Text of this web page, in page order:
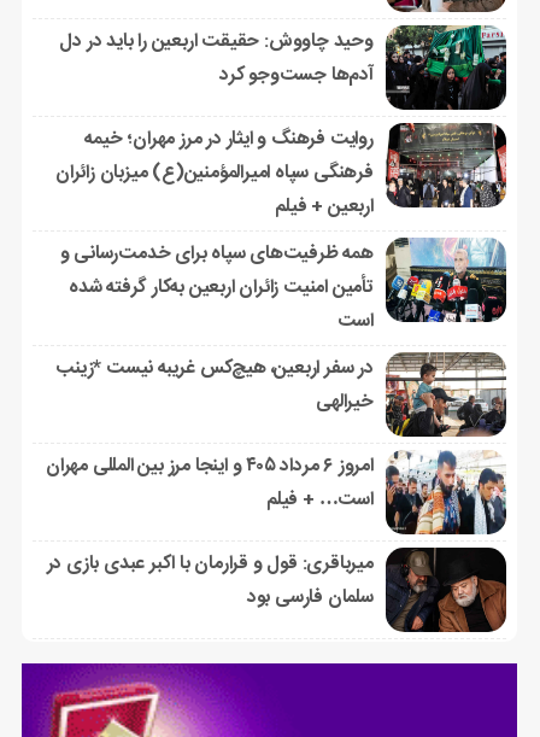
وحید چاووش: حقیقت اربعین را باید در دل
آدم‌ها جست‌وجو کرد
روایت فرهنگ و ایثار در مرز مهران؛ خیمه
فرهنگی سپاه امیرالمؤمنین(ع) میزبان زائران
اربعین + فیلم
همه ظرفیت‌های سپاه برای خدمت‌رسانی و
تأمین امنیت زائران اربعین به‌کار گرفته شده
است
در سفر اربعین، هیچ‌کس غریبه نیست *زینب
خیرالهی
امروز ۶ مرداد ۴۰۵ و اینجا مرز بین المللی مهران
است… + فیلم
میرباقری: قول و قرارمان با اکبر عبدی بازی در
سلمان فارسی بود